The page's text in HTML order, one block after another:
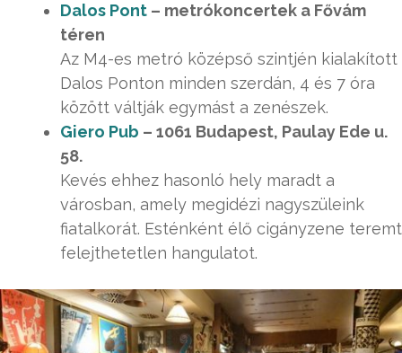
Dalos Pont – metrókoncertek a Fővám
téren
Az M4-es metró középső szintjén kialakított
Dalos Ponton minden szerdán, 4 és 7 óra
között váltják egymást a zenészek.
Giero Pub – 1061 Budapest, Paulay Ede u.
58.
Kevés ehhez hasonló hely maradt a
városban, amely megidézi nagyszüleink
fiatalkorát. Esténként élő cigányzene teremt
felejthetetlen hangulatot.